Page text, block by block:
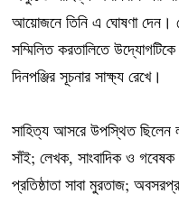
আয়োজনে তিনি এ ঘোষণা দেন।
সম্মিলিত করতালিতে
দিনপঞ্জির সূচনার সাক্ষ্য রেখে।
সাহিত্য আসরে উপস্থিত ছিলেন
সাঁই; লেখক, সাংবাদিক ও গবেষক
প্রতিষ্ঠাতা সাবা মুরতাজ;